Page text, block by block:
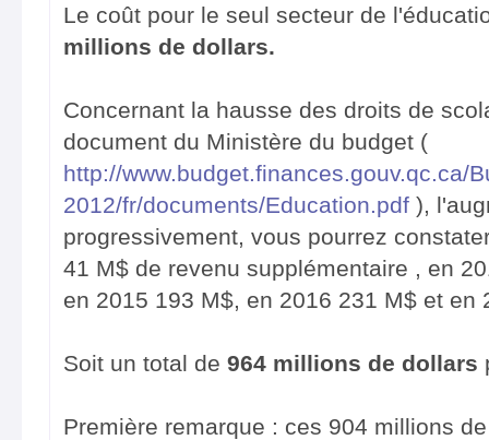
Le coût pour le seul secteur de
millions de dollars.
Concernant la hausse des droits de
document du Ministère du budget (
http://www.budget.finances.gouv.qc.ca/
2012/fr/documents/Education.pdf),
progressivement, vous pourrez
41 M$ de revenu supplémentaire , en
en 2015 193 M$, en 2016 231 M$ et en
Soit un total de964 millions de dollars
Première remarque : ces 904 millions